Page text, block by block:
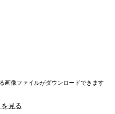
画像ファイルがダウンロードできます
見る